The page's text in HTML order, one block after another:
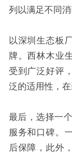
列以满足不同消
以深圳生态板
牌。西林木业
受到广泛好评
泛的适用性，
最后，选择一个
服务和口碑。
后保障，此外